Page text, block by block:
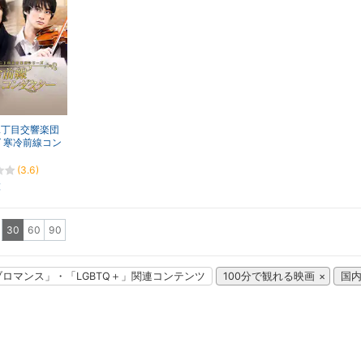
目交響楽団
寒冷前線コン
(3.6)
30 60 90
ロマンス」・「LGBTQ＋」関連コンテンツ 100分で観れる映画 国